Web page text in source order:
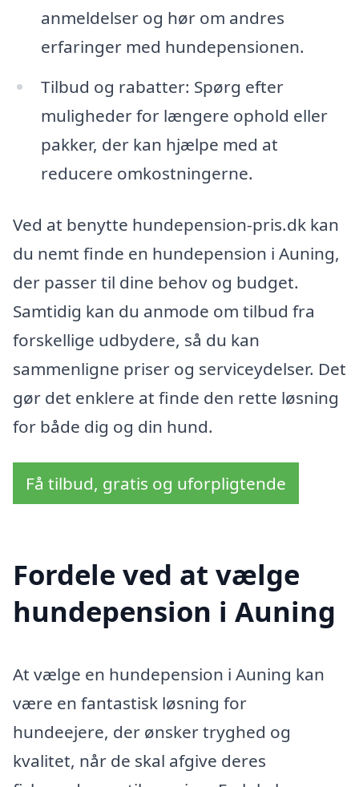
anmeldelser og hør om andres
erfaringer med hundepensionen.
Tilbud og rabatter: Spørg efter
muligheder for længere ophold eller
pakker, der kan hjælpe med at
reducere omkostningerne.
Ved at benytte hundepension-pris.dk kan
du nemt finde en hundepension i Auning,
der passer til dine behov og budget.
Samtidig kan du anmode om tilbud fra
forskellige udbydere, så du kan
sammenligne priser og serviceydelser. Det
gør det enklere at finde den rette løsning
for både dig og din hund.
Få tilbud, gratis og uforpligtende
Fordele ved at vælge
hundepension i Auning
At vælge en hundepension i Auning kan
være en fantastisk løsning for
hundeejere, der ønsker tryghed og
kvalitet, når de skal afgive deres